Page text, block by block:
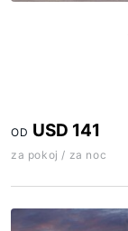
OD USD 141
za pokoj / za noc